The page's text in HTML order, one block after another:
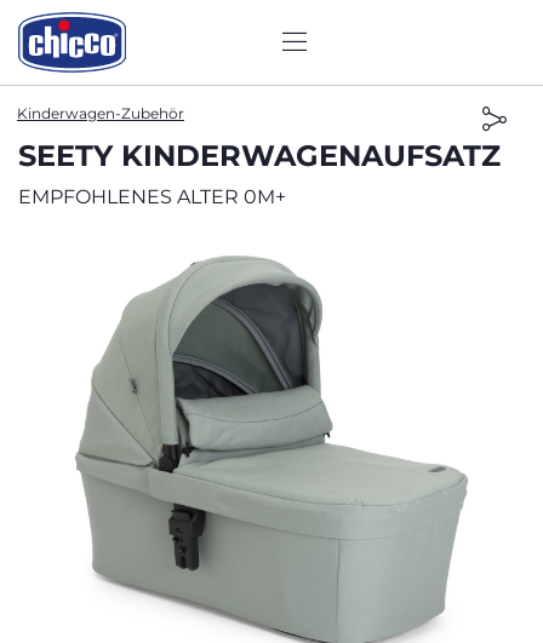
Kinderwagen-Zubehör
SEETY KINDERWAGENAUFSATZ
EMPFOHLENES ALTER 0M+